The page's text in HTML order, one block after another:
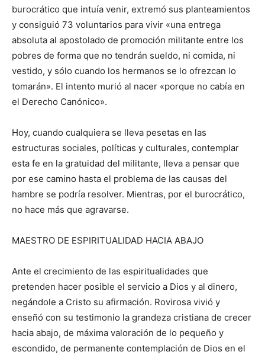
burocrático que intuía venir, extremó sus planteamientos
y consiguió 73 voluntarios para vivir «una entrega
absoluta al apostolado de promoción militante entre los
pobres de forma que no tendrán sueldo, ni comida, ni
vestido, y sólo cuando los hermanos se lo ofrezcan lo
tomarán». El intento murió al nacer «porque no cabía en
el Derecho Canónico».
Hoy, cuando cualquiera se lleva pesetas en las
estructuras sociales, políticas y culturales, contemplar
esta fe en la gratuidad del militante, lleva a pensar que
por ese camino hasta el problema de las causas del
hambre se podría resolver. Mientras, por el burocrático,
no hace más que agravarse.
MAESTRO DE ESPIRITUALIDAD HACIA ABAJO
Ante el crecimiento de las espiritualidades que
pretenden hacer posible el servicio a Dios y al dinero,
negándole a Cristo su afirmación. Rovirosa vivió y
enseñó con su testimonio la grandeza cristiana de crecer
hacia abajo, de máxima valoración de lo pequeño y
escondido, de permanente contemplación de Dios en el